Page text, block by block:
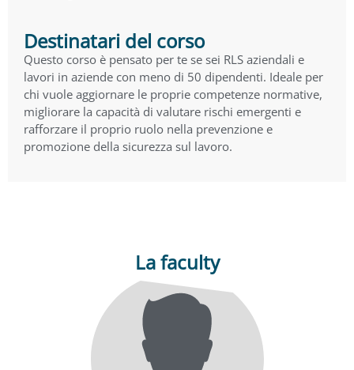
Destinatari del corso
Questo corso è pensato per te se sei RLS aziendali e
lavori in aziende con meno di 50 dipendenti. Ideale per
chi vuole aggiornare le proprie competenze normative,
migliorare la capacità di valutare rischi emergenti e
rafforzare il proprio ruolo nella prevenzione e
promozione della sicurezza sul lavoro.
La faculty